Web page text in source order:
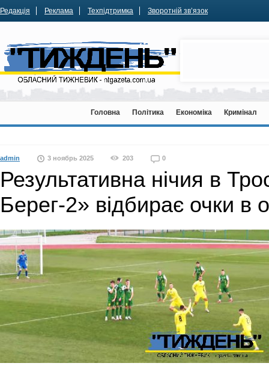
Редакція Реклама Техпідтримка Зворотній зв’язок
Головна Політика Економіка Кримінал
admin 3 ноябрь 2025 203 0
Результативна нічия в
Берег-2» відбирає очки в